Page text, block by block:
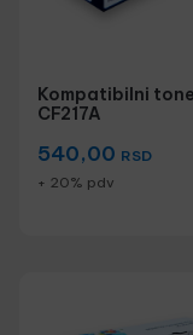
Kompatibilni
CF217A
540,00 RSD
+ 20% pdv